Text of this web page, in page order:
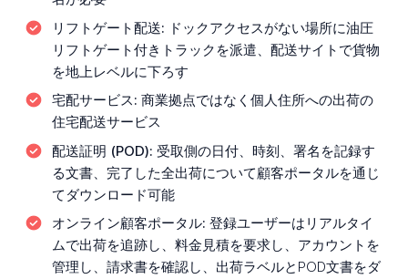
リフトゲート配送: ドックアクセスがない場所に油圧
リフトゲート付きトラックを派遣、配送サイトで貨物
を地上レベルに下ろす
宅配サービス: 商業拠点ではなく個人住所への出荷の
住宅配送サービス
配送証明 (POD): 受取側の日付、時刻、署名を記録す
る文書、完了した全出荷について顧客ポータルを通じ
てダウンロード可能
オンライン顧客ポータル: 登録ユーザーはリアルタイ
ムで出荷を追跡し、料金見積を要求し、アカウントを
管理し、請求書を確認し、出荷ラベルとPOD文書をダ